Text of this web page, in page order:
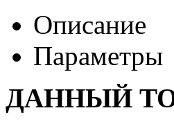
Описание
Параметры
ДАННЫЙ